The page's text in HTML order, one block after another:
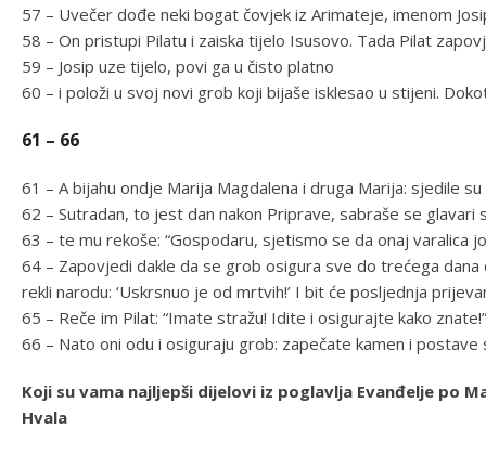
57 – Uvečer dođe neki bogat čovjek iz Arimateje, imenom
58 – On pristupi Pilatu i zaiska tijelo Isusovo. Tada Pilat
59 – Josip uze tijelo, povi ga u čisto platno
60 – i položi u svoj novi grob koji bijaše isklesao u stijeni.
61 – 66
61 – A bijahu ondje Marija Magdalena i druga Marija: sjedile
62 – Sutradan, to jest dan nakon Priprave, sabraše se glavari
63 – te mu rekoše: “Gospodaru, sjetismo se da onaj varalica
64 – Zapovjedi dakle da se grob osigura sve do trećega dana
rekli narodu: ‘Uskrsnuo je od mrtvih!’ I bit će posljednja
65 – Reče im Pilat: “Imate stražu! Idite i osigurajte kako znate!”
66 – Nato oni odu i osiguraju grob: zapečate kamen i postave
Koji su vama najljepši dijelovi iz poglavlja Evanđelje po
Hvala